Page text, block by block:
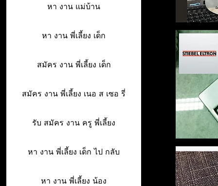
หา งาน แม่บ้าน
หา งาน พี่เลี้ยง เด็ก
สมัคร งาน พี่เลี้ยง เด็ก
สมัคร งาน พี่เลี้ยง เนอ ส เซอ รี่
รับ สมัคร งาน ครู พี่เลี้ยง
หา งาน พี่เลี้ยง เด็ก ไป กลับ
หา งาน พี่เลี้ยง น้อง